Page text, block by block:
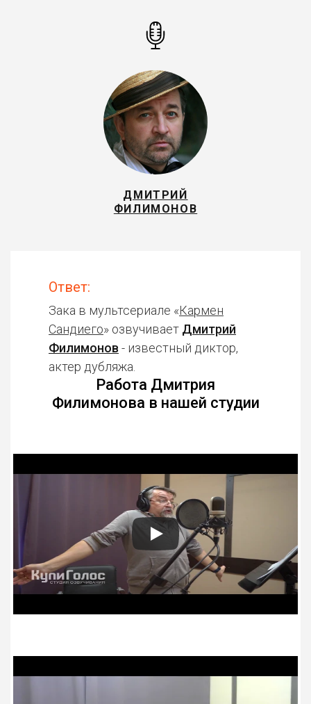
ДМИТРИЙ
ФИЛИМОНОВ
Ответ:
Зака в мультсериале «Кармен
Сандиего» озвучивает Дмитрий
Филимонов - известный диктор,
актер дубляжа.
Работа Дмитрия
Филимонова в нашей студии